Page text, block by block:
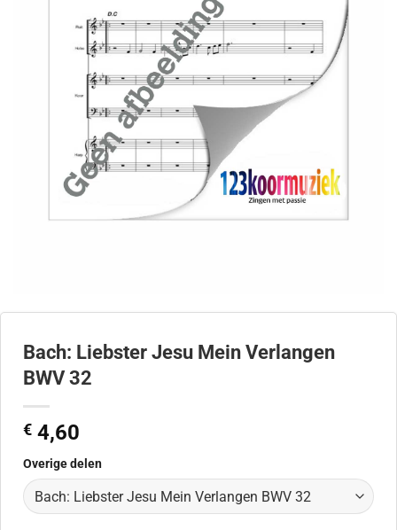
Bach: Liebster Jesu Mein Verlangen
BWV 32
€ 4,60
Overige delen